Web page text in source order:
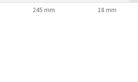
245 mm 18 mm